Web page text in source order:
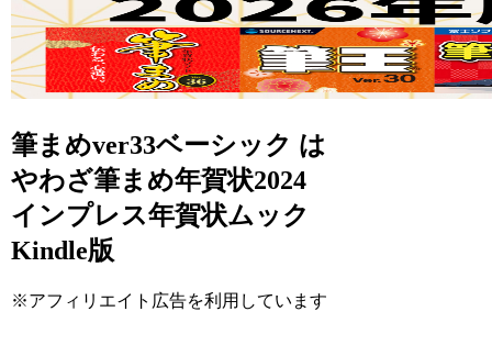
筆まめver33ベーシック は
やわざ筆まめ年賀状2024
インプレス年賀状ムック
Kindle版
※アフィリエイト広告を利用しています